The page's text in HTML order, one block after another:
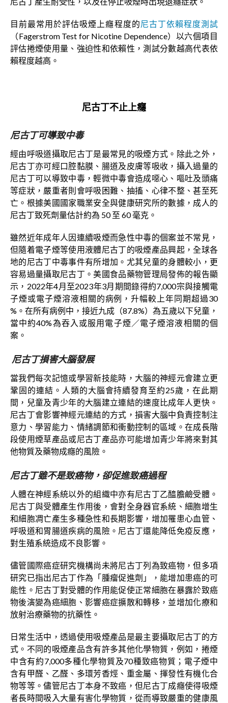
目前最常用於評估吸煙上癮程度的尼古丁依賴程度測試
（Fagerstrom Test for Nicotine Dependence）以六個項目
評估捲煙使用量、強迫性和依賴性，測試分數越高代表依
賴程度越高。
尼古丁不止上癮
尼古丁可導致中毒
經由呼吸道攝取尼古丁是最常見的吸煙方式。除此之外，
尼古丁亦可經口腔黏膜、腸道及皮膚等吸收，攝入過量的
尼古丁可以導致中毒，輕微中毒會造成噁心、嘔吐及頭痛
等症狀，嚴重者則會呼吸困難、抽搐、心律不整、甚至死
亡。根據美國國家職業安全與健康研究所的數據，成人的
尼古丁致死劑量估計約為 50 至 60 毫克。
雖然近年成年人因連續吸煙而急性中毒的個案並不常見，
但隨着電子煙等使用液體尼古丁的吸煙產品興起，全球各
地的尼古丁中毒事件有所增加。尤其兒童的身體較小，更
容易過量攝取尼古丁。美國食品藥物管理局發佈的報告顯
示，2022年4月至2023年3月期間錄得約7,000宗與接觸電
子煙或電子煙溶液相關的病例，升幅較上年同期超過30
%。在所有病例中，接近九成（87.8%）為五歲以下兒童，
當中約40%為吞入或服用電子煙／電子煙溶液相關的個
案。
尼古丁損害大腦發展
當我們每次記憶或學習新技能時，大腦的神經元會建立更
鞏固的連結。人類的大腦會持續發育至約25歲，在此期
間，兒童及青少年的大腦建立連結的速度比成年人更快。
尼古丁會影響神經元連結的方式，損害大腦中負責控制注
意力、學習能力、情緒調節和衝動控制的區域。在成長階
段使用煙草產品或尼古丁產品亦可能增加青少年將來對其
他物質及藥物成癮的風險。
尼古丁雖不是致癌物，卻促進致癌過程
人體在神經系統以外的組織中亦有尼古丁乙醯膽鹼受體。
尼古丁與受體產生作用後，會對全身器官系統、細胞增生
和細胞凋亡產生多種急性和長期影響，增加罹患心血管、
呼吸道和胃腸道疾病的風險。尼古丁還能降低免疫反應，
對生殖系統造成不良影響。
儘管國際癌症研究機構尚未將尼古丁列為致癌物，但多項
研究已指出尼古丁作為「腫瘤促進劑」，能增加患癌的可
能性。尼古丁對受體的作用能促使正常細胞在暴露於致癌
物後演變為癌細胞、影響癌症擴散和轉移，並增加化療和
放射治療藥物的抗藥性。
日常生活中，透過使用吸煙產品是最主要攝取尼古丁的方
式。不同的吸煙產品含有許多其他化學物質，例如，捲煙
中含有約7,000多種化學物質及70種致癌物質；電子煙中
含有甲醛、乙醛、多環芳香烴、重金屬、揮發性有機化合
物等等。儘管尼古丁本身不致癌，但尼古丁成癮使得吸煙
者長時間吸入大量有害化學物質，從而導致嚴重的健康風